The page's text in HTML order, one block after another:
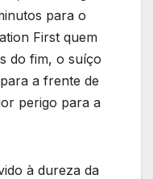
para o
First quem
do fim, o suíço
a frente de
perigo para a
à dureza da